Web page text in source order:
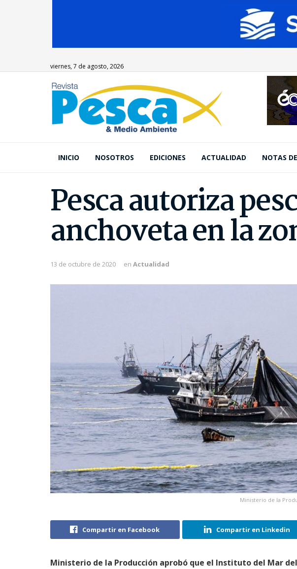
viernes, 7 de agosto, 2026
INICIO NOSOTROS EDICIONES ACTUALIDAD NOTAS
Pesca autoriza
anchoveta en la
13 de octubre de 2020 en Actualidad
Ministerio de la
Compartir en Facebook Compartir en Linkedin
Ministerio de la Producción aprobó que el Instituto del Mar